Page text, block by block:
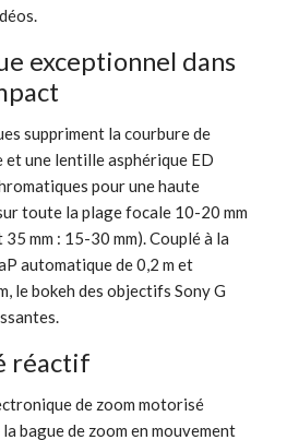
exceptionnel dans
suppriment la courbure de
et une lentille asphérique ED
pour une haute
toute la plage focale 10-20 mm
mm : 15-30 mm). Couplé à la
automatique de 0,2 m et
le bokeh des objectifs Sony G
réactif
de zoom motorisé
bague de zoom en mouvement